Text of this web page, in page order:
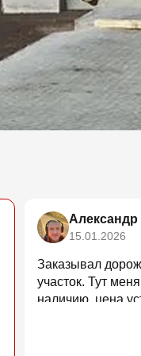
15.01.2026
Заказывал
участок. Тут
наличию, цена